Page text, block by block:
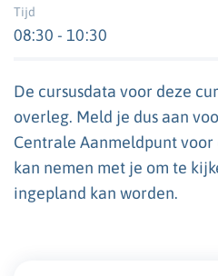
Tijd
08:30 - 10:30
De cursusdata voor deze
overleg. Meld je dus aan
Centrale Aanmeldpunt
kan nemen met je om te
ingepland kan worden.